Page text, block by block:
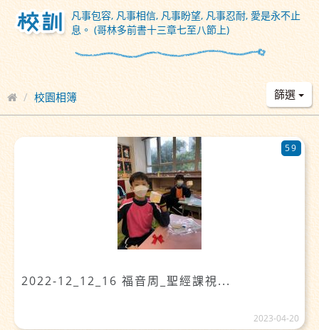
凡事包容, 凡事相信, 凡事盼望, 凡事忍耐, 愛是永不止
息。 (哥林多前書十三章七至八節上)
校園相簿 篩選
2022-12_12_16 福音周_聖經課視...
59
2023-04-20